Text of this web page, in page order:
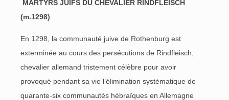
MARTYRS JUIFS DU CHEVALIER RINDFLEISCH
(m.1298)
En 1298, la communauté juive de Rothenburg est
exterminée au cours des persécutions de Rindfleisch,
chevalier allemand tristement célèbre pour avoir
provoqué pendant sa vie l’élimination systématique de
quarante-six communautés hébraïques en Allemagne